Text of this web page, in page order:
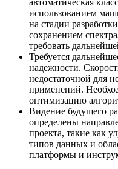
использованием
на стадии
сохранением
требовать
Требуется
надежности.
недостаточной для
применений.
оптимизацию
Видение будущего
определены
проекта, такие как
типов данных и
платформы и